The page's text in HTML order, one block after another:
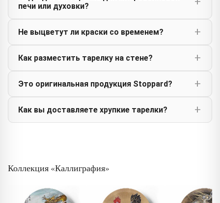
печи или духовки?
Не выцветут ли краски со временем?
Как разместить тарелку на стене?
Это оригинальная продукция Stoppard?
Как вы доставляете хрупкие тарелки?
Коллекция «Каллиграфия»